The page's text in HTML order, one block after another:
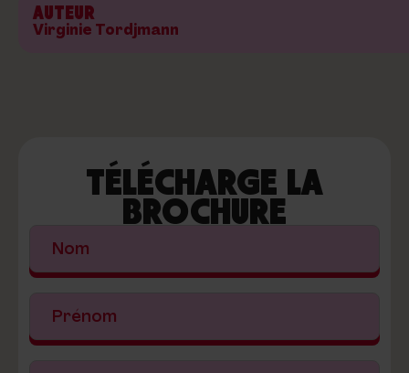
AUTEUR
Virginie Tordjmann
TÉLÉCHARGE LA
BROCHURE